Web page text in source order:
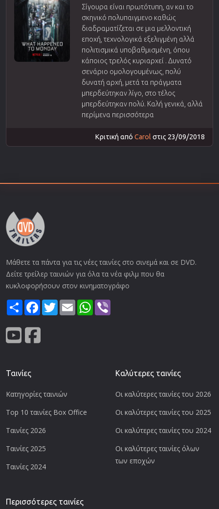
Σίγουρα είναι πρωτότυπη, αν και το
σκηνικό πολυπαιγμενο καθώς
διαδραματίζεται σε μια μελλοντική
εποχή, τεχνολογικά εξελιγμένη αλλά
πολιτισμικά υποβαθμισμένη, όπου
κάποιος τρελός κυριαρχεί . Δυνατό
σενάριο ομολογουμένως, πολύ
δυνατή αρχή, μετά τα πράγματα
μπερδεύτηκαν λίγο, στο τέλος
μπερδεύτηκαν πολύ. Καλή γενικά, αλλά
περίμενα περισσότερα
Κριτική από Carolστις 23/09/2018
Μάθετε τα πάντα για τις νέες ταινίες στο σινεμά και σε DVD.
Δείτε τρείλερ ταινιών για όλα τα νέα φιλμ που θα
κυκλοφορήσουν στον κινηματογράφο
ShareFacebook
TwitterEmail WhatsApp
Ταινίες
Κατηγορίες ταινιών
Top 10 ταινίες Box Office
Ταινίες 2026
Ταινίες 2025
Ταινίες 2024
Καλύτερες ταινίες
Οι καλύτερες ταινίες του 2026
Οι καλύτερες ταινίες του 2025
Οι καλύτερες ταινίες του 2024
Οι καλύτερες ταινίες όλων
των εποχών
Περισσότερες ταινίες